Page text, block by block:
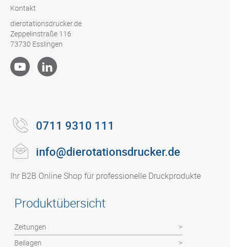
Kontakt
dierotationsdrucker.de
Zeppelinstraße 116
73730 Esslingen
0711 9310 111
info@dierotationsdrucker.de
Ihr B2B Online Shop für professionelle Druckprodukte
Produktübersicht
Zeitungen
Beilagen